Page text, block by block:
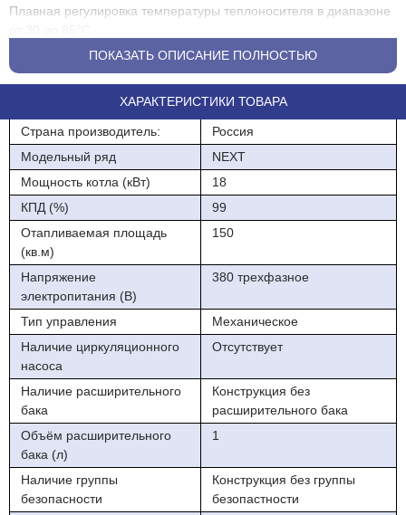
Плавная регулировка температуры теплоносителя в диапазоне
Колодка для подключения циркуляционного насоса
Колодка для подключения GSM-модуля
Комплектация-сам котел и инструкция .
Управление-С лицевой панели
Для использования в закрытой системе отопленния требуется
приобретение насоса,расширительного мембранного бака и
группы безопасности.
ПОКАЗАТЬ ОПИСАНИЕ ПОЛНОСТЬЮ
ХАРАКТЕРИСТИКИ ТОВАРА
Страна производитель:
Россия
Модельный ряд
NEXT
Мощность котла (кВт)
18
КПД (%)
99
Отапливаемая площадь
(кв.м)
150
Напряжение
электропитания (В)
380 трехфазное
Тип управления
Механическое
Наличие циркуляционного
насоса
Отсутствует
Наличие расширительного
бака
Конструкция без
расширительного бака
Объём расширительного
бака (л)
1
Наличие группы
безопасности
Конструкция без группы
безопастности